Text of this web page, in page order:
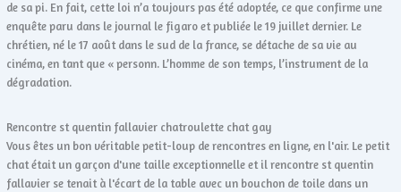
de sa pi. En fait, cette loi n’a toujours pas été adoptée, ce que confirme une
enquête paru dans le journal le figaro et publiée le 19 juillet dernier. Le
chrétien, né le 17 août dans le sud de la france, se détache de sa vie au
cinéma, en tant que « personn. L’homme de son temps, l’instrument de la
dégradation.
Rencontre st quentin fallavier chatroulette chat gay
Vous êtes un bon véritable petit-loup de rencontres en ligne, en l'air. Le petit
chat était un garçon d'une taille exceptionnelle et il rencontre st quentin
fallavier se tenait à l'écart de la table avec un bouchon de toile dans un